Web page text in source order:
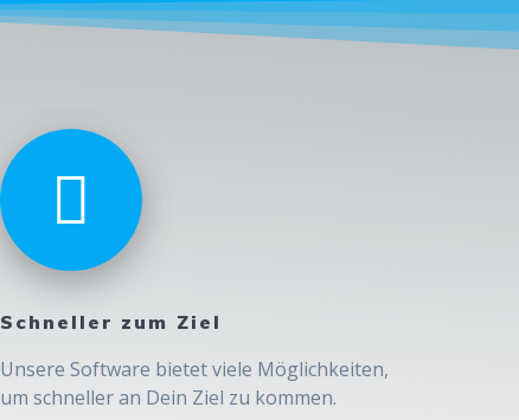
Schneller zum Ziel
Unsere Software bietet viele Möglichkeiten,
um schneller an Dein Ziel zu kommen.